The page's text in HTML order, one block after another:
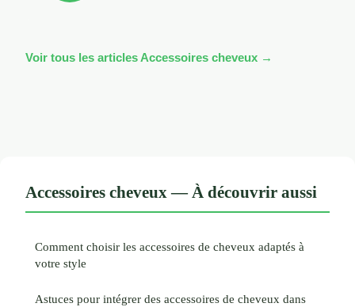
Voir tous les articles Accessoires cheveux →
Accessoires cheveux — À découvrir aussi
Comment choisir les accessoires de cheveux adaptés à
votre style
Astuces pour intégrer des accessoires de cheveux dans